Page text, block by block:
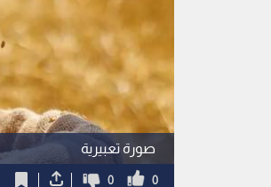
صورة تعبيرية
0
0